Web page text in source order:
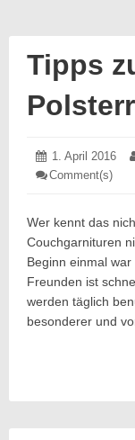
Tipps
Posted
on:
1. April 2016
Comment(s)
Wer kennt das
Couchgarnituren
Beginn einmal
Freunden ist
werden täglich
besonderer und